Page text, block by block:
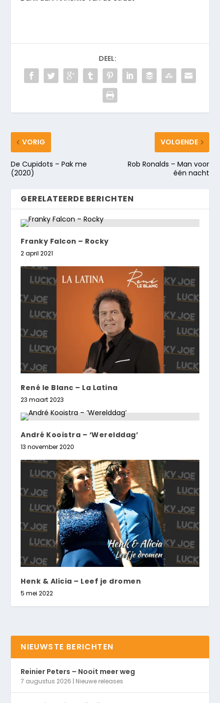
DEEL:
VORIG
De Cupidots – Pak me
(2020)
VOLGENDE
Rob Ronalds – Man voor
één nacht
GERELATEERDE BERICHTEN
Franky Falcon – Rocky
2 april 2021
René le Blanc – La Latina
23 maart 2023
André Kooistra – ‘Werelddag’
13 november 2020
Henk & Alicia – Leef je dromen
5 mei 2022
NIEUWSTE BERICHTEN
Reinier Peters – Nooit meer weg
7 augustus 2026 | Nieuwe releases